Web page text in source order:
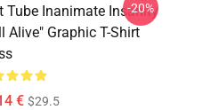
Tube Inanimate Insanity
Alive" Graphic T-Shirt
€ $29.5
-20%